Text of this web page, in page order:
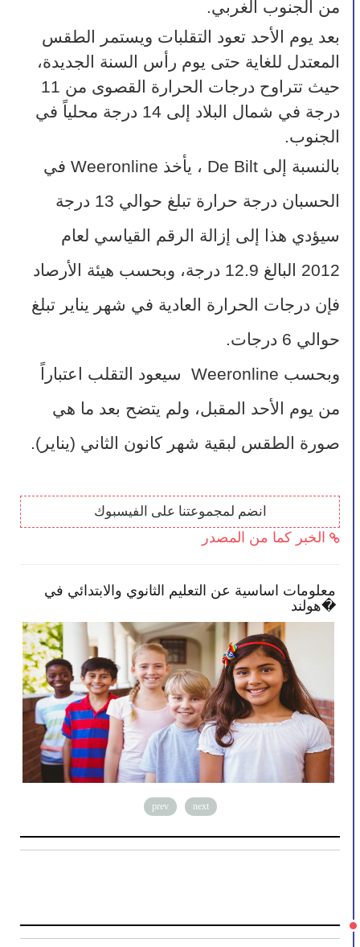
من الجنوب الغربي.
الجنوب.
حوالي 6 درجات.
صورة الطقس لبقية شهر كانون الثاني (يناير).
انضم لمجموعتنا على الفيسبوك
الخبر كما من المصدر
معلومات اساسية عن التعليم الثانوي والابتدائي في
هولند�
prev next